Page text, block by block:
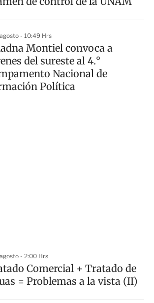
- 10:49 Hrs
Montiel convoca a
del sureste al 4.°
Nacional de
Política
- 2:00 Hrs
Comercial + Tratado de
= Problemas a la vista (II)